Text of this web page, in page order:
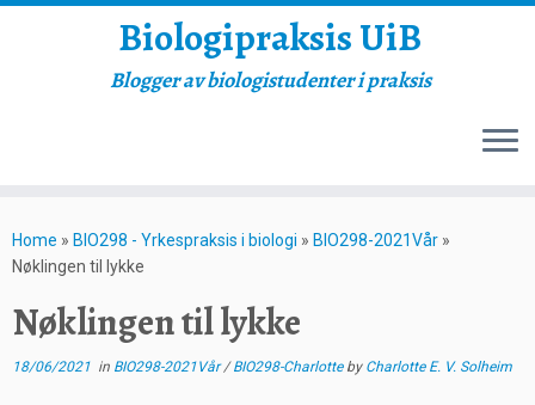
to
content
Biologipraksis UiB
Blogger av biologistudenter i praksis
Home » BIO298 - Yrkespraksis i biologi » BIO298-2021Vår »
Nøklingen til lykke
Nøklingen til lykke
18/06/2021 in BIO298-2021Vår/BIO298-Charlotte by Charlotte E. V. Solheim